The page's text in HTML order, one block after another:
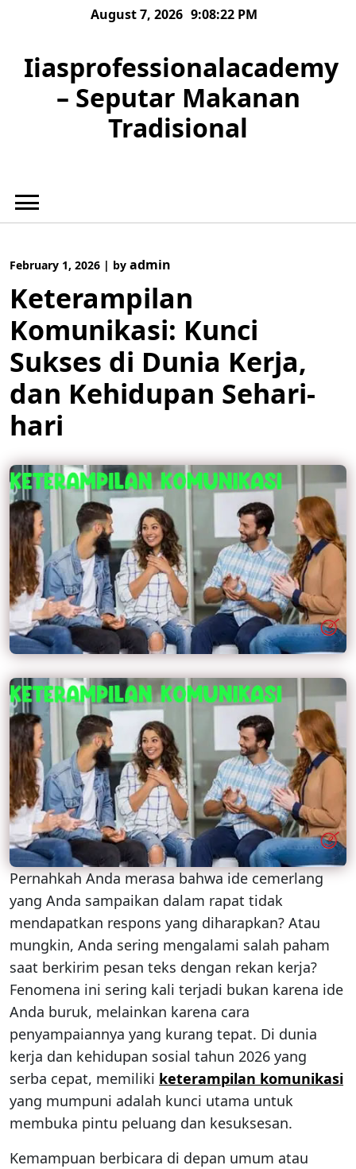
August 7, 2026 9:08:23 PM
Iiasprofessionalacademy
– Seputar Makanan
Tradisional
February 1, 2026 | by admin
Keterampilan
Komunikasi: Kunci
Sukses di Dunia Kerja,
dan Kehidupan Sehari-
hari
Pernahkah Anda merasa bahwa ide cemerlang
yang Anda sampaikan dalam rapat tidak
mendapatkan respons yang diharapkan? Atau
mungkin, Anda sering mengalami salah paham
saat berkirim pesan teks dengan rekan kerja?
Fenomena ini sering kali terjadi bukan karena ide
Anda buruk, melainkan karena cara
penyampaiannya yang kurang tepat. Di dunia
kerja dan kehidupan sosial tahun 2026 yang
serba cepat, memiliki keterampilan komunikasi
yang mumpuni adalah kunci utama untuk
membuka pintu peluang dan kesuksesan.
Kemampuan berbicara di depan umum atau